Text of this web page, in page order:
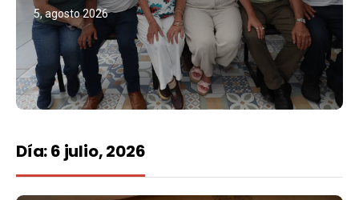
5, agosto 2026
Día:6 julio, 2026